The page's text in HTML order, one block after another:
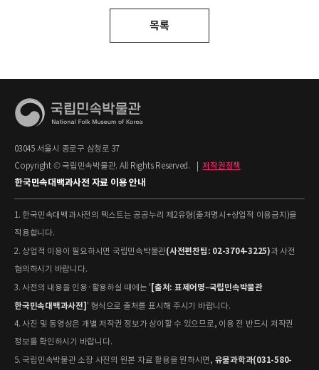
목록
03045 서울시 종로구 삼청로 37
Copyright © 국립민속박물관. All Rights Reserved.
저작권정책
한국민속대백과사전 자료 이용 안내
1. 한국민속대백과사전의 텍스트는 공공누리 제2유형(출처명시+상업적 이용금지)을
적용합니다.
2. 상업적 이용이 필요하시면 국립민속박물관(사전편찬팀: 02-3704-3225)과 사전
협의하시기 바랍니다.
3. 사전의 내용을 인용·활용하실 때에는 ' [출처: 표제어명–국립민속박물관
한국민속대백과사전] ' 형식으로 출처를 표시해 주시기 바랍니다.
4. 사진 및 동영상은 개별 저작권 정보가 상이할 수 있으므로, 이용 전 반드시 저작권
정보를 확인하시기 바랍니다.
5. 국립민속박물관 소장 사진의 원본 자료 활용을 원하시면, 유물과학과(031-580-